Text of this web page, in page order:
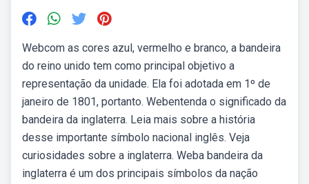
Webcom as cores azul, vermelho e branco, a bandeira
do reino unido tem como principal objetivo a
representação da unidade. Ela foi adotada em 1º de
janeiro de 1801, portanto. Webentenda o significado da
bandeira da inglaterra. Leia mais sobre a história
desse importante símbolo nacional inglês. Veja
curiosidades sobre a inglaterra. Weba bandeira da
inglaterra é um dos principais símbolos da nação